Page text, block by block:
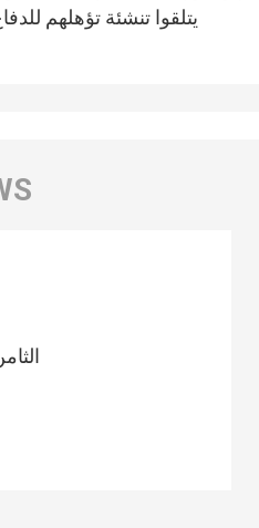
يتلقوا تنشئة تؤهلهم